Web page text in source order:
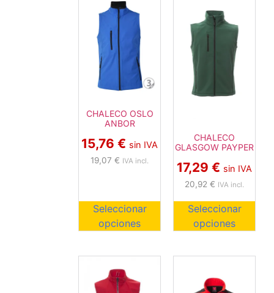
CHALECO OSLO
ANBOR
15,76€ sin IVA
19,07€ IVA incl.
Seleccionar
opciones
CHALECO
GLASGOW PAYPER
17,29 € sin IVA
20,92 € IVA incl.
Seleccionar
opciones